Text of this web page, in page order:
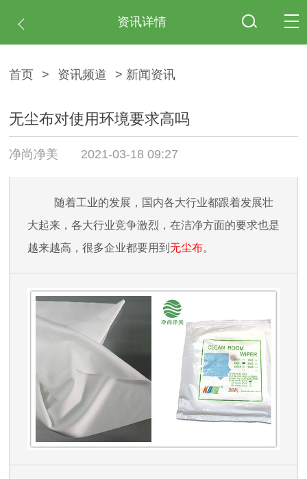
资讯详情
首页 > 资讯频道 > 新闻资讯
无尘布对使用环境要求高吗
净尚净美 2021-03-18 09:27
随着工业的发展，国内各大行业都跟着发展壮
大起来，各大行业竞争激烈，在洁净方面的要求也是
越来越高，很多企业都要用到 无尘布。